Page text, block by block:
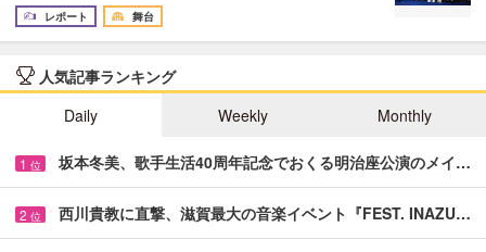
レポート
舞台
人気記事ランキング
Daily
Weekly Monthly
1 位 坂本冬美、歌手生活40周年記念でおくる明治座公演のメイ…
2 位 西川貴教に直撃、滋賀最大の音楽イベント『FEST. INAZU…